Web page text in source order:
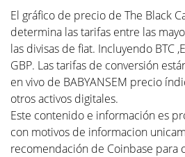
El gráfico de precio de The Black
determina las tarifas entre las
las divisas de fiat. Incluyendo BTC
GBP. Las tarifas de conversión
en vivo de BABYANSEM precio
otros activos digitales.
Este contenido e información es
con motivos de informacion
recomendación de Coinbase para